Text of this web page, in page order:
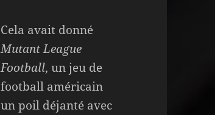
Cela avait donné
Mutant League
Football, un jeu de
football américain
un poil déjanté avec